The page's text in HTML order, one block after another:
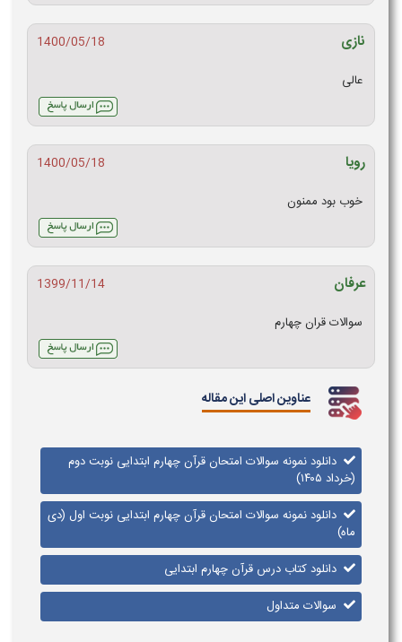
نازی
1400/05/18
عالی
رویا
1400/05/18
خوب بود ممنون
عرفان
1399/11/14
سوالات قران چهارم
عناوین اصلی این مقاله
دانلود نمونه سوالات امتحان قرآن چهارم ابتدایی نوبت دوم
(خرداد ۱۴۰۵)
دانلود نمونه سوالات امتحان قرآن چهارم ابتدایی نوبت اول (دی
ماه)
دانلود کتاب درس قرآن چهارم ابتدایی
سوالات متداول